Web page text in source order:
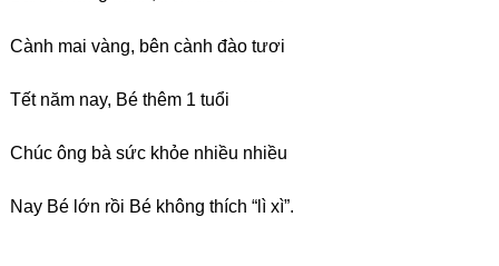
Cành mai vàng, bên cành đào tươi
Tết năm nay, Bé thêm 1 tuổi
Chúc ông bà sức khỏe nhiều nhiều
Nay Bé lớn rồi Bé không thích “lì xì”.